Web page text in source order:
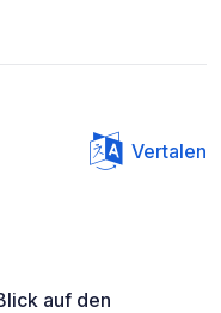
Vertalen
auf den